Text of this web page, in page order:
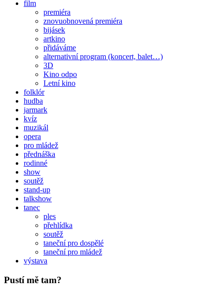
film
premiéra
znovuobnovená premiéra
bijásek
artkino
přidáváme
alternativní program (koncert, balet…)
3D
Kino odpo
Letní kino
folklór
hudba
jarmark
kvíz
muzikál
opera
pro mládež
přednáška
rodinné
show
soutěž
stand-up
talkshow
tanec
ples
přehlídka
soutěž
taneční pro dospělé
taneční pro mládež
výstava
Pustí mě tam?